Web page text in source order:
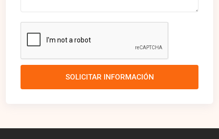
SOLICITAR INFORMACIÓN